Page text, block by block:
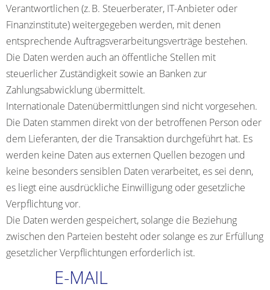
Verantwortlichen (z. B. Steuerberater, IT-Anbieter oder
Finanzinstitute) weitergegeben werden, mit denen
entsprechende Auftragsverarbeitungsverträge bestehen.
Die Daten werden auch an öffentliche Stellen mit
steuerlicher Zuständigkeit sowie an Banken zur
Zahlungsabwicklung übermittelt.
Internationale Datenübermittlungen sind nicht vorgesehen.
Die Daten stammen direkt von der betroffenen Person oder
dem Lieferanten, der die Transaktion durchgeführt hat. Es
werden keine Daten aus externen Quellen bezogen und
keine besonders sensiblen Daten verarbeitet, es sei denn,
es liegt eine ausdrückliche Einwilligung oder gesetzliche
Verpflichtung vor.
Die Daten werden gespeichert, solange die Beziehung
zwischen den Parteien besteht oder solange es zur Erfüllung
gesetzlicher Verpflichtungen erforderlich ist.
E-MAIL